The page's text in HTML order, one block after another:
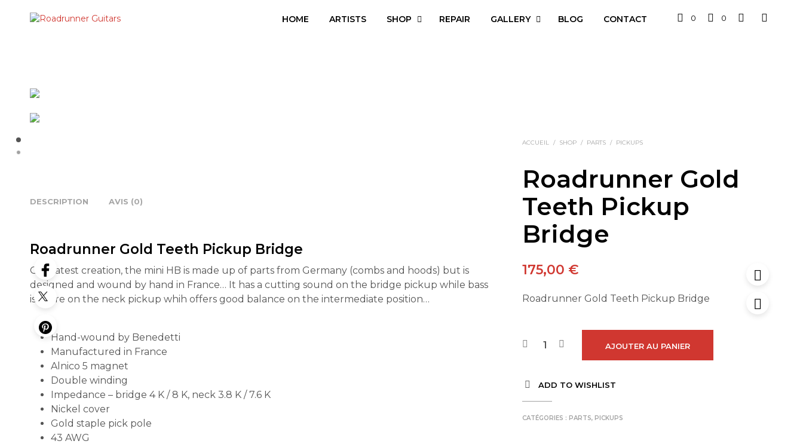
HOME ARTISTS SHOP REPAIR GALLERY BLOG CONTACT 0 0
ACCUEIL / SHOP / PARTS / PICKUPS
Roadrunner Gold
Teeth Pickup
Bridge
175,00 €
Roadrunner Gold Teeth Pickup Bridge
AJOUTER AU PANIER
ADD TO WISHLIST
CATÉGORIES : PARTS, PICKUPS
DESCRIPTION AVIS (0)
Roadrunner Gold Teeth Pickup Bridge
Our latest creation, the mini HB is made up of parts from Germany (combs and hoods) but is
designed and wound by hand in France… It has a cutting sound on the bridge pickup while bass
is there on the neck pickup whih offers good balance on the intermediate position…
Hand-wound by Benedetti
Manufactured in France
Alnico 5 magnet
Double winding
Impedance – bridge 4 K / 8 K, neck 3.8 K / 7.6 K
Nickel cover
Gold staple pick pole
43 AWG